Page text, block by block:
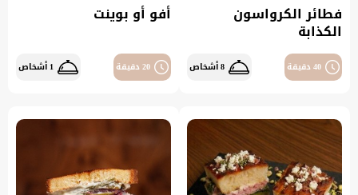
فطائر الكرواسون
الكذابة
40 دقيقة 8 أشخاص
أفو أو بوينت
20 دقيقة 1 أشخاص